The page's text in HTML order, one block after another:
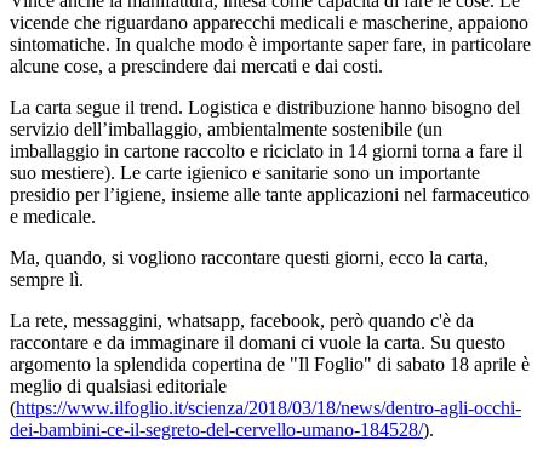
vicende che riguardano apparecchi medicali e mascherine, appaiono
sintomatiche. In qualche modo è importante saper fare, in particolare
alcune cose, a prescindere dai mercati e dai costi.
La carta segue il trend. Logistica e distribuzione hanno bisogno del
servizio dell’imballaggio, ambientalmente sostenibile (un
imballaggio in cartone raccolto e riciclato in 14 giorni torna a fare il
suo mestiere). Le carte igienico e sanitarie sono un importante
presidio per l’igiene, insieme alle tante applicazioni nel farmaceutico
e medicale.
Ma, quando, si vogliono raccontare questi giorni, ecco la carta,
sempre lì.
La rete, messaggini, whatsapp, facebook, però quando c'è da
raccontare e da immaginare il domani ci vuole la carta. Su questo
argomento la splendida copertina de "Il Foglio" di sabato 18 aprile è
meglio di qualsiasi editoriale
(https://www.ilfoglio.it/scienza/2018/03/18/news/dentro-agli-occhi-
dei-bambini-ce-il-segreto-del-cervello-umano-184528/).